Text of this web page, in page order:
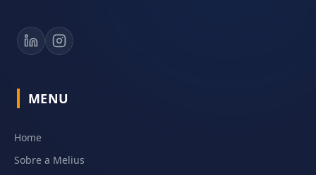
MENU
Home
Sobre a Melius